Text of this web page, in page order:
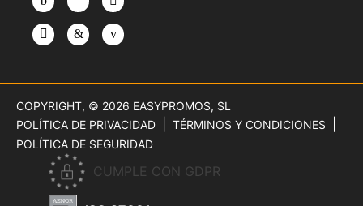
COPYRIGHT, © 2026 EASYPROMOS, SL
POLÍTICA DE PRIVACIDAD
TÉRMINOS Y CONDICIONES
POLÍTICA DE SEGURIDAD
CUMPLE CON GDPR